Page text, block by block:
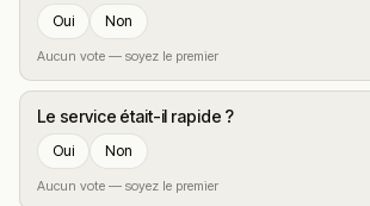
Oui Non
Aucun vote — soyez le premier
Le service était-il rapide ?
Oui Non
Aucun vote — soyez le premier